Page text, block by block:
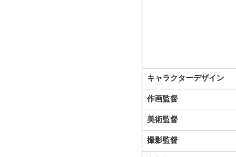
キャラクターデザイン
作画監督
美術監督
撮影監督